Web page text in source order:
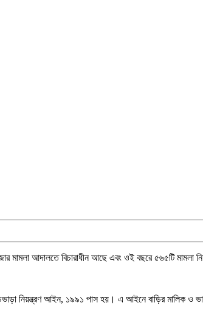
মামলা আদালতে বিচারাধীন আছে এবং ওই বছরে ৫৬৫টি মামলা
নিয়ন্ত্রণ আইন, ১৯৯১ পাস হয়। এ আইনে বাড়ির মালিক ও